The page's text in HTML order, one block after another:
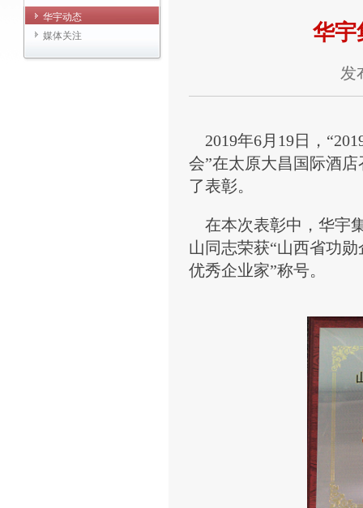
华宇动态
媒体关注
华宇
发
2019年6月 19日，“
会”在太原大昌国际酒
了表彰。
在本次表彰中，华宇
山同志荣获“山西省功
优秀企业家”称号。